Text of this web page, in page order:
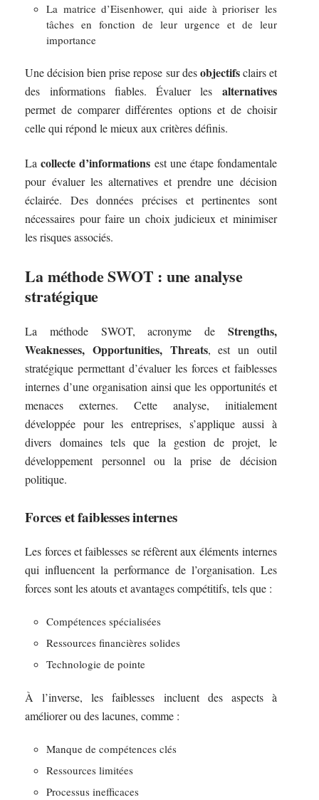
La matrice d’Eisenhower, qui aide à prioriser les
tâches en fonction de leur urgence et de leur
importance
Une décision bien prise repose sur desobjectifsclairs et
des informations fiables. Évaluer les alternatives
permet de comparer différentes options et de choisir
celle qui répond le mieux aux critères définis.
Lacollecte d’informations est une étape fondamentale
pour évaluer les alternatives et prendre une décision
éclairée. Des données précises et pertinentes sont
nécessaires pour faire un choix judicieux et minimiser
les risques associés.
La méthode SWOT : une analyse
stratégique
La méthode SWOT, acronyme de Strengths,
Weaknesses, Opportunities, Threats, est un outil
stratégique permettant d’évaluer les forces et faiblesses
internes d’une organisation ainsi que les opportunités et
menaces externes. Cette analyse, initialement
développée pour les entreprises, s’applique aussi à
divers domaines tels que la gestion de projet, le
développement personnel ou la prise de décision
politique.
Forces et faiblesses internes
Les forces et faiblesses se réfèrent aux éléments internes
qui influencent la performance de l’organisation. Les
forces sont les atouts et avantages compétitifs, tels que :
Compétences spécialisées
Ressources financières solides
Technologie de pointe
À l’inverse, les faiblesses incluent des aspects à
améliorer ou des lacunes, comme :
Manque de compétences clés
Ressources limitées
Processus inefficaces